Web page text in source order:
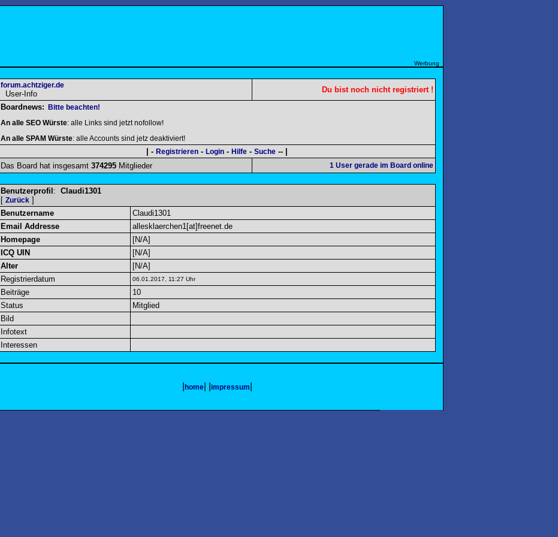
Werbung
forum.achtziger.de
User-Info
Du bist noch nicht registriert !
Boardnews:
Bitte beachten!
An alle SEO Würste: alle Links sind jetzt nofollow!
An alle SPAM Würste: alle Accounts sind jetz deaktiviert!
| - Registrieren - Login - Hilfe - Suche -- |
Das Board hat insgesamt 374295 Mitglieder 1 User gerade im Board online
Benutzerprofil : Claudi1301
[ Zurück ]
Benutzername
Claudi1301
Email Addresse
allesklaerchen1[at]freenet.de
Homepage
[N/A]
ICQ UIN
[N/A]
Alter
[N/A]
Registrierdatum
06.01.2017, 11:27 Uhr
Beiträge
10
Status
Mitglied
Bild
Infotext
Interessen
home| | impressum